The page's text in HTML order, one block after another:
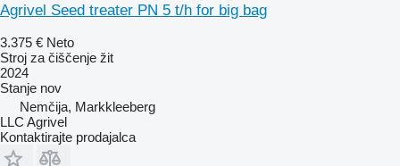
Agrivel Seed treater PN 5 t/h for big bag
3.375 € Neto
Stroj za čiščenje žit
2024
Stanje nov
Nemčija, Markkleeberg
LLC Agrivel
Kontaktirajte prodajalca